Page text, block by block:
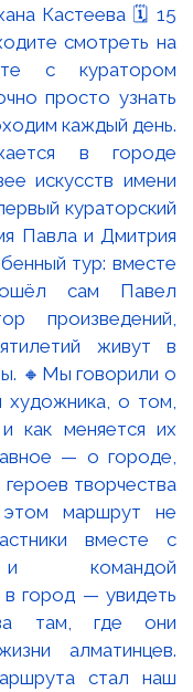
в городе
искусств имени
кураторский
Павла и Дмитрия
тур: вместе
сам Павел
произведений,
живут в
🔸Мы говорили о
художника, о том,
как меняется их
— о городе,
творчества
маршрут не
вместе с
и командой
в город — увидеть
там, где они
алматинцев.
стал наш